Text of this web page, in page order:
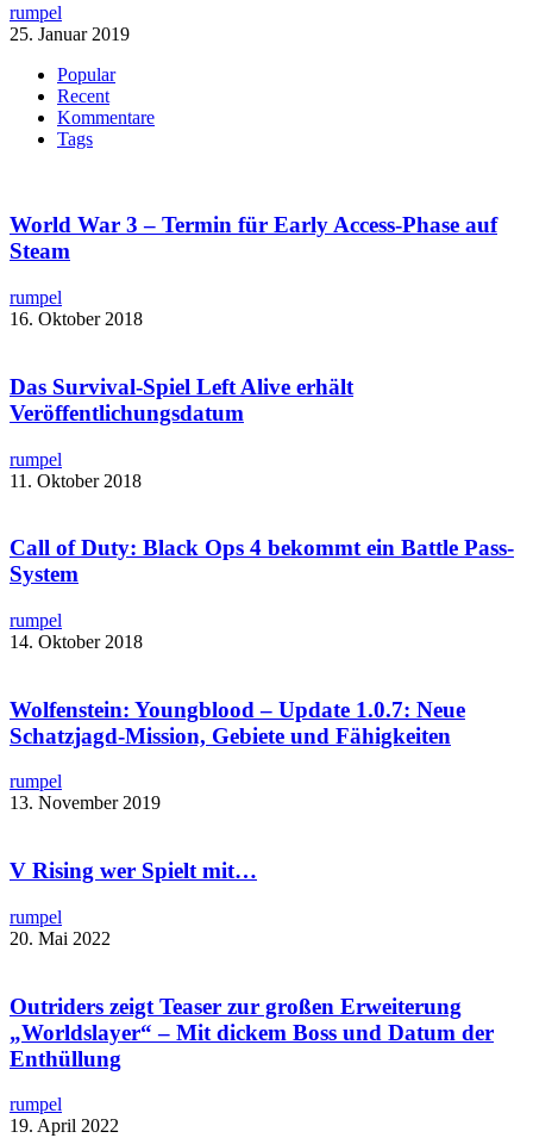
rumpel
25. Januar 2019
Popular
Recent
Kommentare
Tags
World War 3 – Termin für Early Access-Phase auf
Steam
rumpel
16. Oktober 2018
Das Survival-Spiel Left Alive erhält
Veröffentlichungsdatum
rumpel
11. Oktober 2018
Call of Duty: Black Ops 4 bekommt ein Battle Pass-
System
rumpel
14. Oktober 2018
Wolfenstein: Youngblood – Update 1.0.7: Neue
Schatzjagd-Mission, Gebiete und Fähigkeiten
rumpel
13. November 2019
V Rising wer Spielt mit…
rumpel
20. Mai 2022
Outriders zeigt Teaser zur großen Erweiterung
„Worldslayer“ – Mit dickem Boss und Datum der
Enthüllung
rumpel
19. April 2022